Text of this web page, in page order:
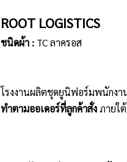
ROOT LOGISTICS
ชนิดผ้า : TC ลาครอส
โรงงานผลิตชุดยูนิฟอร์มพนักงา
ทำตามออเดอร์ที่ลูกค้าสั่งภายใ